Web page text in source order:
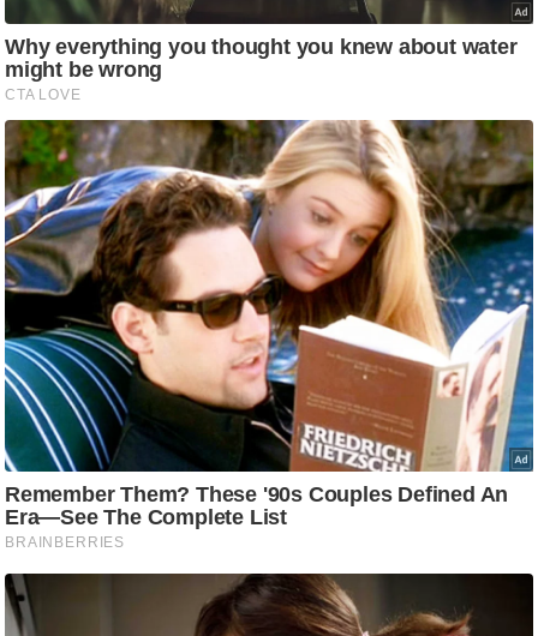
N
e
w
s
ला
इ
फ
स्टा
इ
ल
टे
क्नॉ
लॉ
जी
ब्यू
टी
फै
श